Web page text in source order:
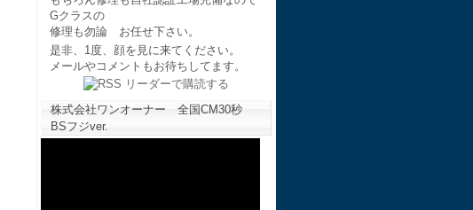
Gクラスの
修理も勿論 お任せ下さい。
是非、1度、顔を見に来てください。
メールやコメントもお待ちしてます。
株式会社ワンオーナー 全国CM30秒
BSフジver.